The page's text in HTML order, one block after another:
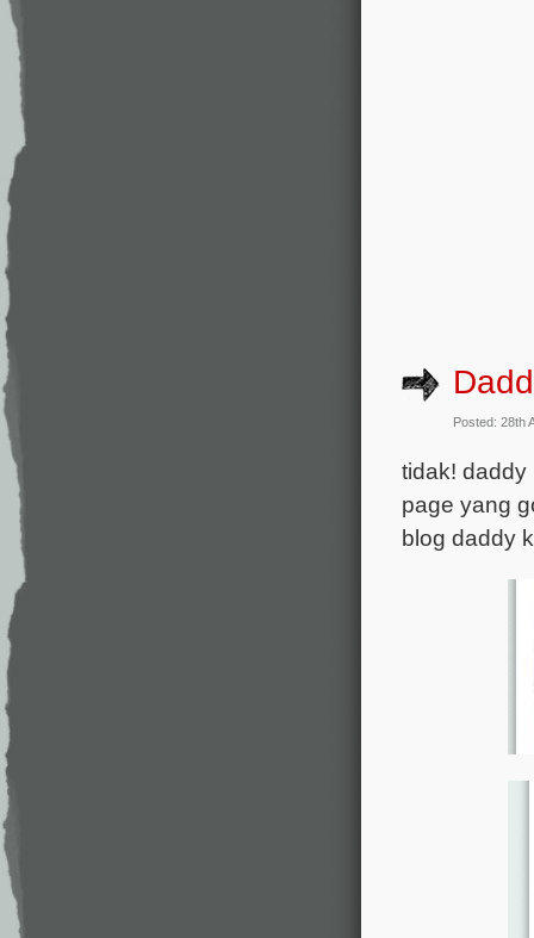
Posted: 28th
tidak! daddy
page yang
blog daddy